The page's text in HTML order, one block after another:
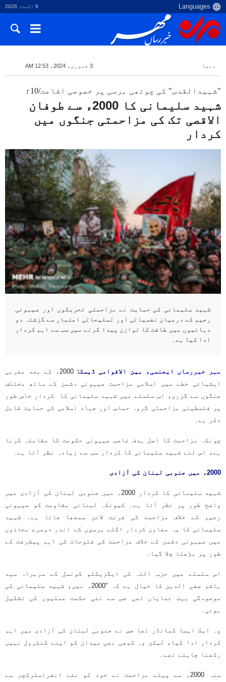
9 اگست، 2026
دنیا 3 جنوری، 2024، 12:53 AM
"شہیدالقدس" کی چوتھی برسی پر خصوصی اشاعت/10؛
شہید سلیمانی کا 2000ء سے طوفان
الاقصی تک کی مزاحمتی جنگوں میں
کردار
شہید سلیمانی کی حمایت نے مزاحمتی تحریکوں اور صیہونی
رجیم کے درمیان نفسیاتی اور تسلیحاتی اعتبار سے گزشتہ دو
دہائیوں میں طاقت کا توازن پیدا کرنے میں سب سے اہم کردار
ادا کیا ہے۔
مہر خبررساں ایجنسی، بین الاقوامی ڈیسک:
2000ء کے بعد مغربی
ایشیائی خطے میں اسلامی مزاحمت صیہونی دشمن کے ساتھ مختلف
جنگوں سے گزری، اس سلسلے میں شہید سلیمانی کا کردار خاص طور
پر فلسطینی مزاحمتی گروہ حماس اور جہاد اسلامی کی حمایت قابل
ذکر ہے۔
چونکہ مزاحمت کا اصل ہدف غاصب صیہونی حکومت کا مقابلہ کرنا
ہے، اس لئے شہید سلیمانی کا کردار سب سے زیادہ نظر آتا ہے۔
2000ء میں جنوبی لبنان کی آزادی
شہید سلیمانی کا کردار 2000ء میں جنوبی لبنان کی آزادی میں
واضح طور پر نظر آتا ہے۔ کیونکہ لبنانی مقاومت کو صیہونی
رجیم کے خلاف مزاحمت کی فرنٹ لائن سمجھا جاتا ہے۔ شہید
سلیمانی کا یہ معاون کردار اگلے برسوں کے اندر دوسرے محاذوں
میں صیہونی دشمن کے خلاف مزاحمت کی فتوحات کی اہم پیشرفت کے
طور پر بڑھتا چلا گیا۔
اس سلسلے میں حزب اللہ کی ایگزیکٹو کونسل کے سربراہ سید
ہاشم صفی الدین کا خیال ہے کہ "2000ء میں، شہید سلیمانی کی
موجودگی بہت نمایاں تھی جس سے نئی حکمت عملیوں کی تشکیل
ہوئی۔
وہ ایک ایسا کمانڈر تھا جس نے جنوبی لبنان کی آزادی میں اہم
کردار ادا کیا، لیکن وہ کبھی بھی میدان کو اپنے کنٹرول نہیں
رکھنا چاہتے تھے۔
سنہ 2000ء سے پہلے مزاحمت نے خود کو نئے انفراسٹرکچر سے